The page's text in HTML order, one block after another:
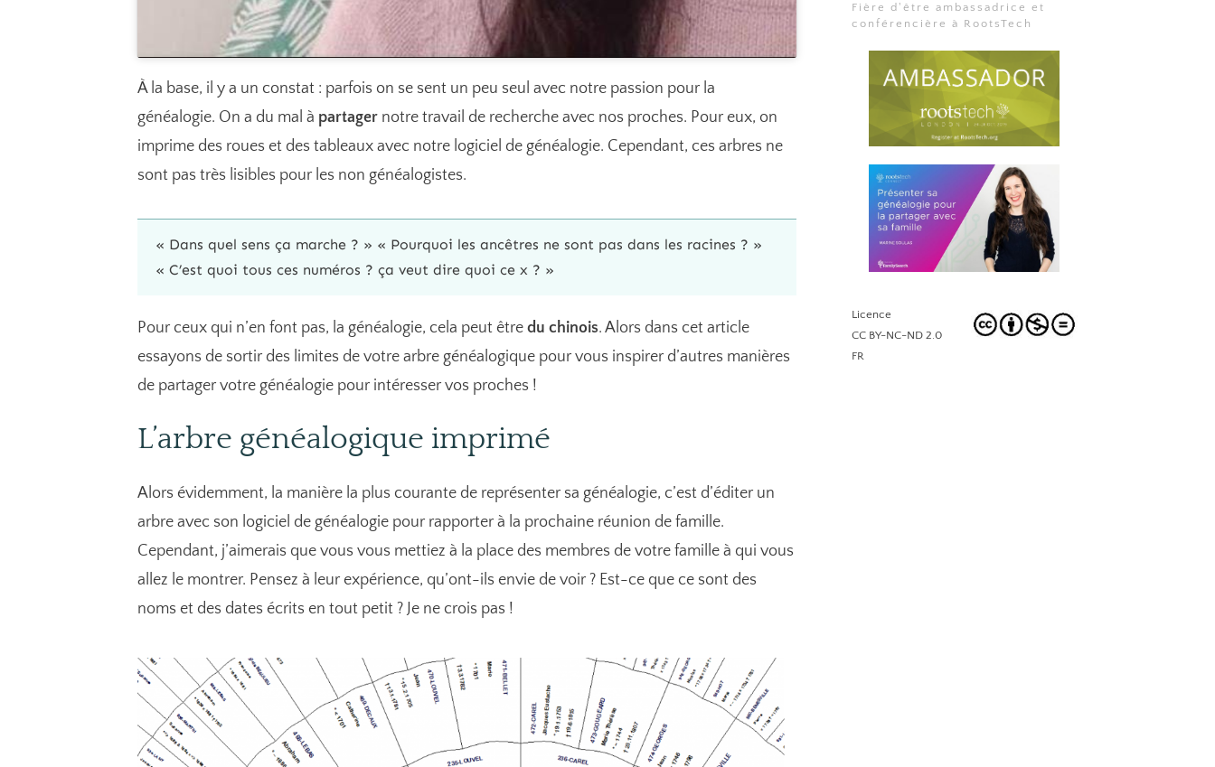
À la base, il y a un constat : parfois on se sent un peu seul avec notre passion pour la
généalogie. On a du mal à partager notre travail de recherche avec nos proches. Pour eux, on
imprime des roues et des tableaux avec notre logiciel de généalogie. Cependant, ces arbres ne
sont pas très lisibles pour les non généalogistes.
« Dans quel sens ça marche ? » « Pourquoi les ancêtres ne sont pas dans les racines ? »
« C’est quoi tous ces numéros ? ça veut dire quoi ce x ? »
Pour ceux qui n’en font pas, la généalogie, cela peut être du chinois. Alors dans cet article
essayons de sortir des limites de votre arbre généalogique pour vous inspirer d’autres manières
de partager votre généalogie pour intéresser vos proches !
L’arbre généalogique imprimé
Alors évidemment, la manière la plus courante de représenter sa généalogie, c’est d’éditer un
arbre avec son logiciel de généalogie pour rapporter à la prochaine réunion de famille.
Cependant, j’aimerais que vous vous mettiez à la place des membres de votre famille à qui vous
allez le montrer. Pensez à leur expérience, qu’ont-ils envie de voir ? Est-ce que ce sont des
noms et des dates écrits en tout petit ? Je ne crois pas !
Fière d'être ambassadrice et
conférencière à RootsTech
Licence
CC BY-NC-ND 2.0
FR